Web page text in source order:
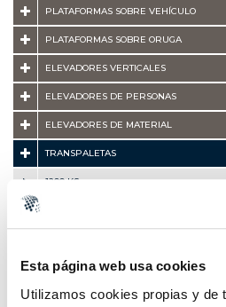
Esta página web usa cookies
Utilizamos cookies propias y de
PLATAFORMAS SOBRE VEHÍCULO
PLATAFORMAS SOBRE ORUGA
ELEVADORES VERTICALES
ELEVADORES DE PERSONAS
ELEVADORES DE MATERIAL
TRANSPALETAS
1200 KG
2000 KG
2500 KG